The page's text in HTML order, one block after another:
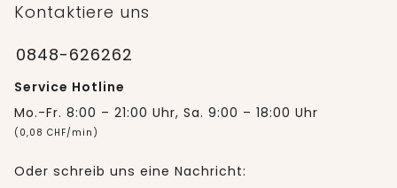
Kontaktiere uns
0848-626262
Service Hotline
Mo.-Fr. 8:00 – 21:00 Uhr, Sa. 9:00 – 18:00 Uhr
(0,08 CHF/min)
Oder schreib uns eine Nachricht: